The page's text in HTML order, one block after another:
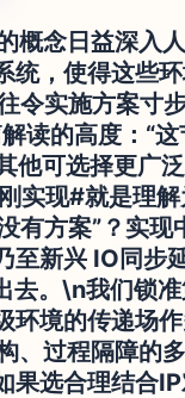
概念日益深入
统，使得这些
令实施方案寸
读的高度：“
他可选择更广
实现#就是理
有方案”？实现
至新兴 IO同步
去。\n我们锁
环境的传递场
、过程隔障的
果选合理结合